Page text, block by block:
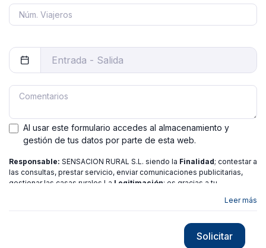
Al usar este formulario accedes al almacenamiento y
gestión de tus datos por parte de esta web.
Responsable: SENSACION RURAL S.L. siendo la Finalidad; contestar a
las consultas, prestar servicio, enviar comunicaciones publicitarias,
gestionar las casas rurales La Legitimación; es gracias a tu
de Acceso,
política de privacidad
Leer más
Solicitar